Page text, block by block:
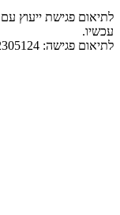
לתיאום פגישת ייעוץ
עכשיו.
לתיאום פגישה: 077-2305124